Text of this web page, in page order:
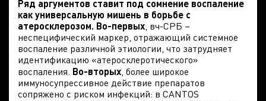
Ряд аргументов ставит под сомнение воспаление
как универсальную мишень в борьбе с
атеросклерозом. Во-первых, вч-СРБ –
неспецифический маркер, отражающий системное
воспаление различной этиологии, что затрудняет
идентификацию «атеросклеротического»
воспаления. Во-вторых, более широкое
иммуносупрессивное действие препаратов
сопряжено с риском инфекций: в CANTOS